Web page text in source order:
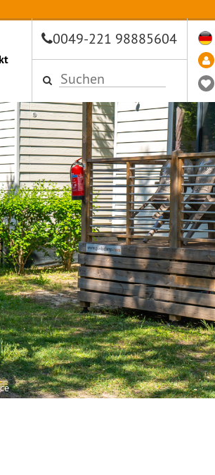
0049-221 98885604